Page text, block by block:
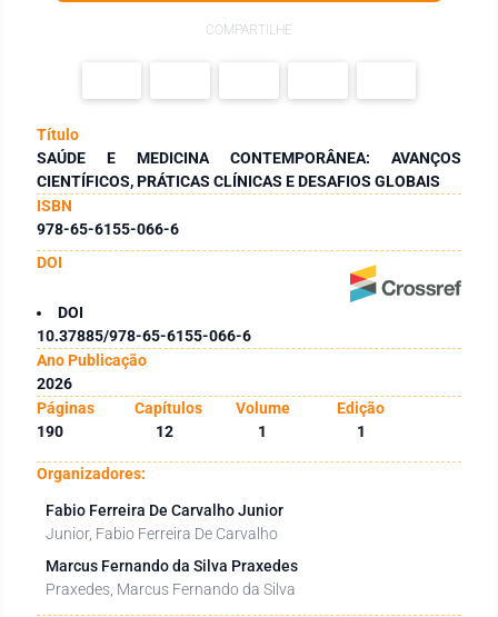
COMPARTILHE
Título
SAÚDE E MEDICINA CONTEMPORÂNEA: AVANÇOS
CIENTÍFICOS, PRÁTICAS CLÍNICAS E DESAFIOS GLOBAIS
ISBN
978-65-6155-066-6
DOI
DOI
10.37885/978-65-6155-066-6
Ano Publicação
2026
Páginas
Capítulos Volume
Edição
190
12 1 1
Organizadores:
Fabio Ferreira De Carvalho Junior
Junior, Fabio Ferreira De Carvalho
Marcus Fernando da Silva Praxedes
Praxedes, Marcus Fernando da Silva